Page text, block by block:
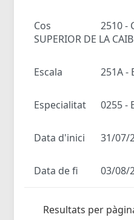
Cos
2510 -
SUPERIOR DE LA CAIB
Escala 251A -
Especialitat 0255 -
Data d'inici 31/07/
Data de fi 03/08/
Resultats per